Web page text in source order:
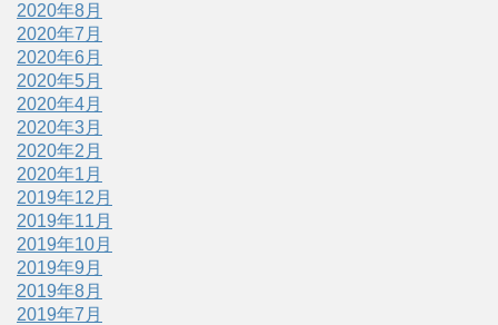
2020年8月
2020年7月
2020年6月
2020年5月
2020年4月
2020年3月
2020年2月
2020年1月
2019年12月
2019年11月
2019年10月
2019年9月
2019年8月
2019年7月